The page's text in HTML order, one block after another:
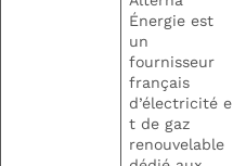
Énergie est
un
fournisseur
français
d’électricité e
t de gaz
renouvelable